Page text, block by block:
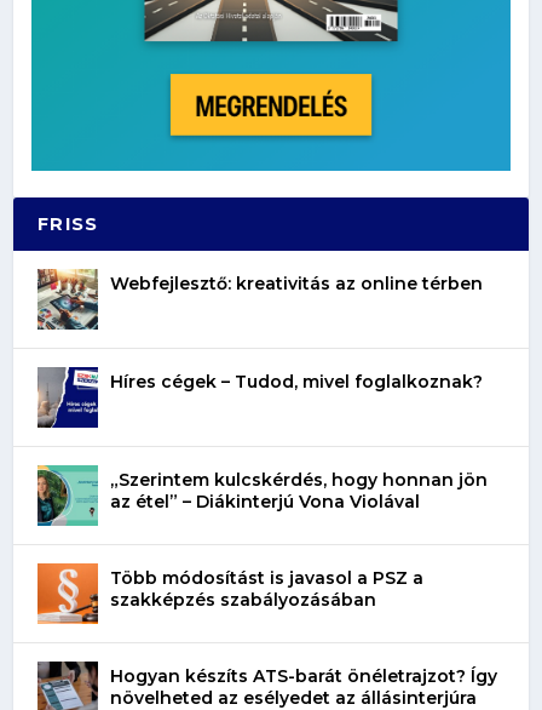
FRISS
Webfejlesztő: kreativitás az online térben
Híres cégek – Tudod, mivel foglalkoznak?
„Szerintem kulcskérdés, hogy honnan jön
az étel” – Diákinterjú Vona Violával
Több módosítást is javasol a PSZ a
szakképzés szabályozásában
Hogyan készíts ATS-barát önéletrajzot? Így
növelheted az esélyedet az állásinterjúra